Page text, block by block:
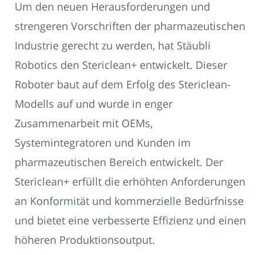
Um den neuen Herausforderungen und
strengeren Vorschriften der pharmazeutischen
Industrie gerecht zu werden, hat Stäubli
Robotics den Stericlean+ entwickelt. Dieser
Roboter baut auf dem Erfolg des Stericlean-
Modells auf und wurde in enger
Zusammenarbeit mit OEMs,
Systemintegratoren und Kunden im
pharmazeutischen Bereich entwickelt. Der
Stericlean+ erfüllt die erhöhten Anforderungen
an Konformität und kommerzielle Bedürfnisse
und bietet eine verbesserte Effizienz und einen
höheren Produktionsoutput.